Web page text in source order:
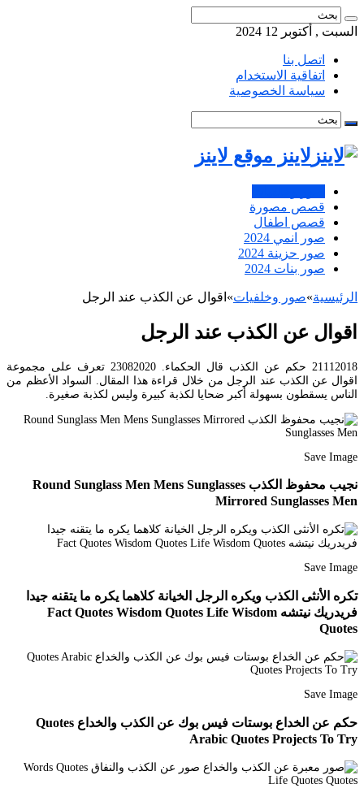
السبت , أكتوبر 12 2024
اتصل بنا
اتفاقية الاستخدام
سياسة الخصوصية
لاينز موقع لاينز
قصص مصورة
قصص اطفال
صور انمي 2024
صور حزينة 2024
صور بنات 2024
الرئيسية»صور وخلفيات» اقوال عن الكذب عند الرجل
اقوال عن الكذب عند الرجل
21112018 حكم عن الكذب قال الحكماء. 23082020 تعرف على مجموعة
اقوال عن الكذب عند الرجل من خلال قراءة هذا المقال. السواد الأعظم من
الناس يسقطون بسهولة أكبر ضحايا لكذبة كبيرة وليس لكذبة صغيرة.
Save Image
نجيب محفوظ الكذب Round Sunglass Men Mens Sunglasses
Mirrored Sunglasses Men
Save Image
تكره الأنثى الكذب ويكره الرجل الخيانة كلاهما يكره ما يتقنه جيدا
فريدريك نيتشه Fact Quotes Wisdom Quotes Life Wisdom
Quotes
Save Image
حكم عن الخداع بوستات فيس بوك عن الكذب والخداع Quotes
Arabic Quotes Projects To Try